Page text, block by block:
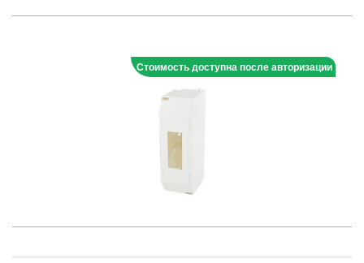
Стоимость доступна после авторизации